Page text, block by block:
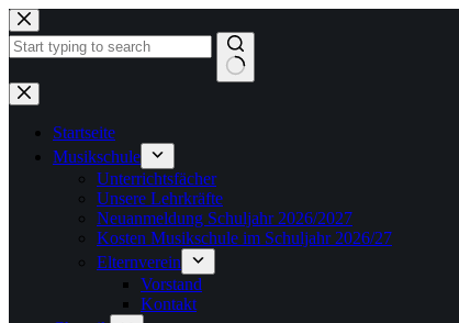
Zum
Inhalt
springen
Keine
Ergebnisse
Startseite
Musikschule
Unterrichtsfächer
Unsere Lehrkräfte
Neuanmeldung Schuljahr 2026/2027
Kosten Musikschule im Schuljahr 2026/27
Elternverein
Vorstand
Kontakt